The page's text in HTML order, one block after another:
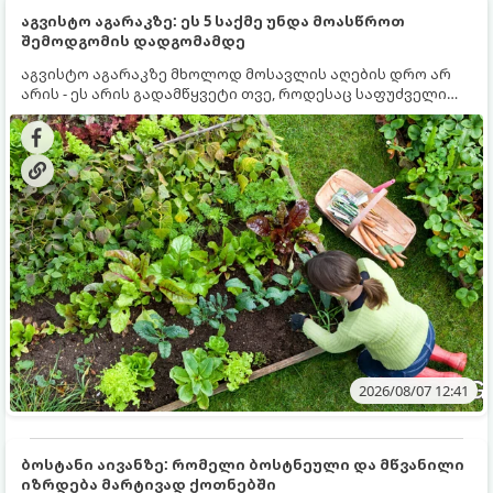
აგვისტო აგარაკზე: ეს 5 საქმე უნდა მოასწროთ
შემოდგომის დადგომამდე
აგვისტო აგარაკზე მხოლოდ მოსავლის აღების დრო არ
არის - ეს არის გადამწყვეტი თვე, როდესაც საფუძველი
ეყრება მომავალი წლის მოსავალს და ბაღი მზადდება
შემოდგომა-ზამთრის სეზონისთვის. იმისათვის, რომ
ნიადაგმა ენერგია აღიდგინოს, ხოლო მცენარეებმა
ზამთარს გაუძლონ, აგვისტოს ბოლომდე 5
მნიშვნელოვანი საქმის გაკეთება უნდა მოასწროთ:
2026/08/07 12:41
ბოსტანი აივანზე: რომელი ბოსტნეული და მწვანილი
იზრდება მარტივად ქოთნებში